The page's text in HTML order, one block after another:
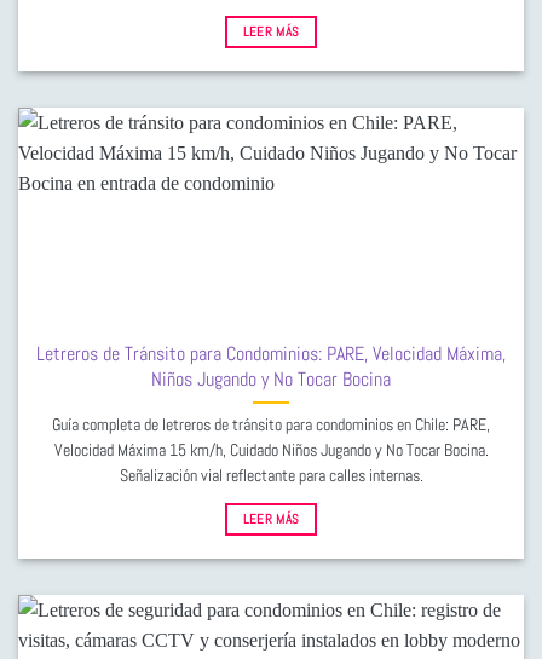
LEER MÁS
Letreros de Tránsito para Condominios: PARE, Velocidad Máxima,
Niños Jugando y No Tocar Bocina
Guía completa de letreros de tránsito para condominios en Chile: PARE,
Velocidad Máxima 15 km/h, Cuidado Niños Jugando y No Tocar Bocina.
Señalización vial reflectante para calles internas.
LEER MÁS